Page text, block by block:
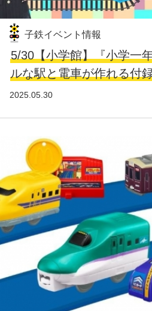
子鉄イベント情報
5/30【小学館】『小学一
ルな駅と電車が作れる付
2025.05.30